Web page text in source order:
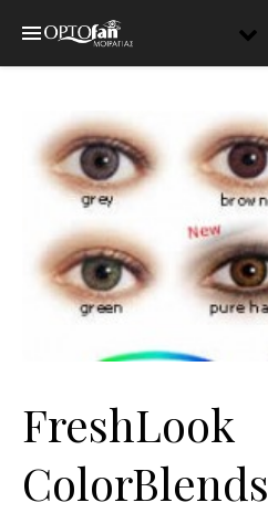
FreshLook
ColorBlends